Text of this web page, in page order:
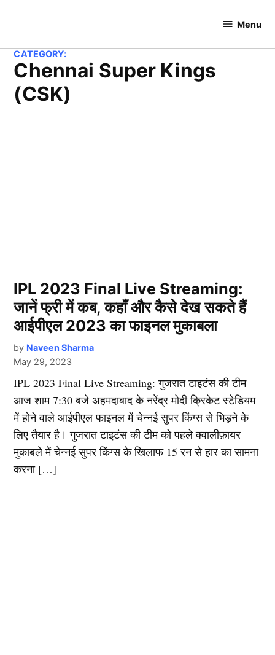
Hundred
Menu
CATEGORY:
Chennai Super Kings
(CSK)
IPL 2023 Final Live Streaming:
जानें फ्री में कब, कहाँ और कैसे देख सकते हैं
आईपीएल 2023 का फाइनल मुकाबला
by Naveen Sharma
May 29, 2023
IPL 2023 Final Live Streaming: गुजरात टाइटंस की टीम
आज शाम 7:30 बजे अहमदाबाद के नरेंद्र मोदी क्रिकेट स्टेडियम
में होने वाले आईपीएल फाइनल में चेन्नई सुपर किंग्स से भिड़ने के
लिए तैयार है। गुजरात टाइटंस की टीम को पहले क्वालीफ़ायर
मुकाबले में चेन्नई सुपर किंग्स के खिलाफ 15 रन से हार का सामना
करना […]